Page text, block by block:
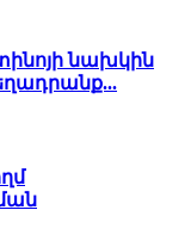
նախկին